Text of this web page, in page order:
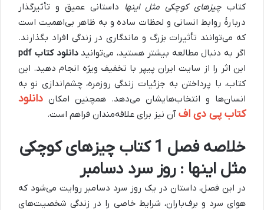
کتاب چیزهای کوچکی مثل اینها داستانی عمیق و تأثیرگذار
دربارهٔ روابط انسانی و لحظات ساده و به ظاهر بی‌اهمیت است
که می‌توانند تأثیرات بزرگ و ماندگاری در زندگی افراد بگذارند.
اگر به دنبال مطالعه بیشتر هستید، می‌توانیددانلود کتاب pdf
این اثر را از سایت ایران پیپر با تخفیف ویژه انجام دهید. این
کتاب، با پرداختن به جزئیات زندگی روزمره، چشم‌اندازی نو به
انسان‌ها و انتخاب‌هایشان می‌دهد. همچنین امکان دانلود
کتاب پی دی اف آن نیز برای علاقه‌مندان فراهم است.
خلاصه فصل 1 کتاب چیزهای کوچکی
مثل اینها : روز سرد دسامبر
در این فصل، داستان در یک روز سرد دسامبر روایت می‌شود که
هوای سرد و برف‌باران، شرایط خاصی را در زندگی شخصیت‌های